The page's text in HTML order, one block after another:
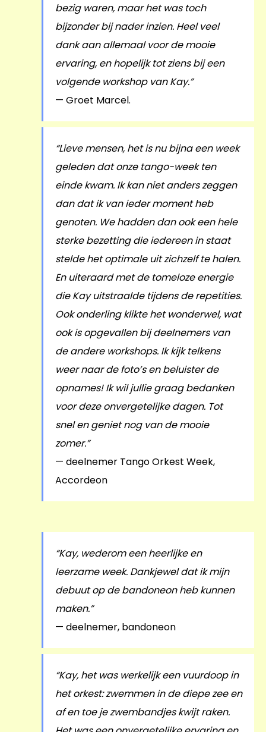
bezig waren, maar het was toch
bijzonder bij nader inzien. Heel veel
dank aan allemaal voor de mooie
ervaring, en hopelijk tot ziens bij een
volgende workshop van Kay.”
— Groet Marcel.
“Lieve mensen, het is nu bijna een week
geleden dat onze tango-week ten
einde kwam. Ik kan niet anders zeggen
dan dat ik van ieder moment heb
genoten. We hadden dan ook een hele
sterke bezetting die iedereen in staat
stelde het optimale uit zichzelf te halen.
En uiteraard met de tomeloze energie
die Kay uitstraalde tijdens de repetities.
Ook onderling klikte het wonderwel, wat
ook is opgevallen bij deelnemers van
de andere workshops. Ik kijk telkens
weer naar de foto’s en beluister de
opnames! Ik wil jullie graag bedanken
voor deze onvergetelijke dagen. Tot
snel en geniet nog van de mooie
zomer.”
— deelnemer Tango Orkest Week,
Accordeon
“Kay, wederom een heerlijke en
leerzame week. Dankjewel dat ik mijn
debuut op de bandoneon heb kunnen
maken.”
— deelnemer, bandoneon
“Kay, het was werkelijk een vuurdoop in
het orkest: zwemmen in de diepe zee en
af en toe je zwembandjes kwijt raken.